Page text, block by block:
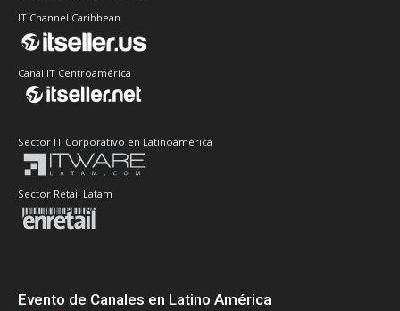
IT Channel Caribbean
Canal IT Centroamérica
Sector IT Corporativo en Latinoamérica
Sector Retail Latam
Evento de Canales en Latino América